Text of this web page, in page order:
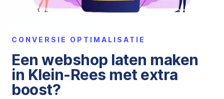
CONVERSIE OPTIMALISATIE
Een webshop laten maken
in Klein-Rees met extra
boost?